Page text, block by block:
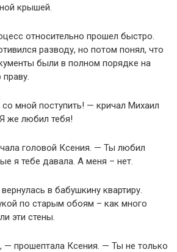
крышей.
относительно прошел быстро.
разводу, но потом понял, что
были в полном порядке на
мной поступить! — кричал Михаил
же любил тебя!
головой Ксения. — Ты любил
я тебе давала. А меня – нет.
в бабушкину квартиру.
по старым обоям – как много
эти стены.
— прошептала Ксения. — Ты не только